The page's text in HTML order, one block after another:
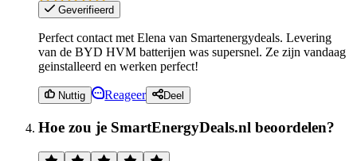
Geverifieerd
Perfect contact met Elena van Smartenergydeals. Levering
van de BYD HVM batterijen was supersnel. Ze zijn vandaag
geinstalleerd en werken perfect!
Nuttig Reageer Deel
Hoe zou je SmartEnergyDeals.nl beoordelen?